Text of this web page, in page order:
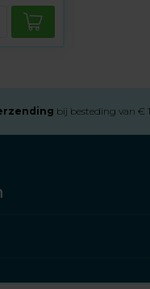
bij besteding van €